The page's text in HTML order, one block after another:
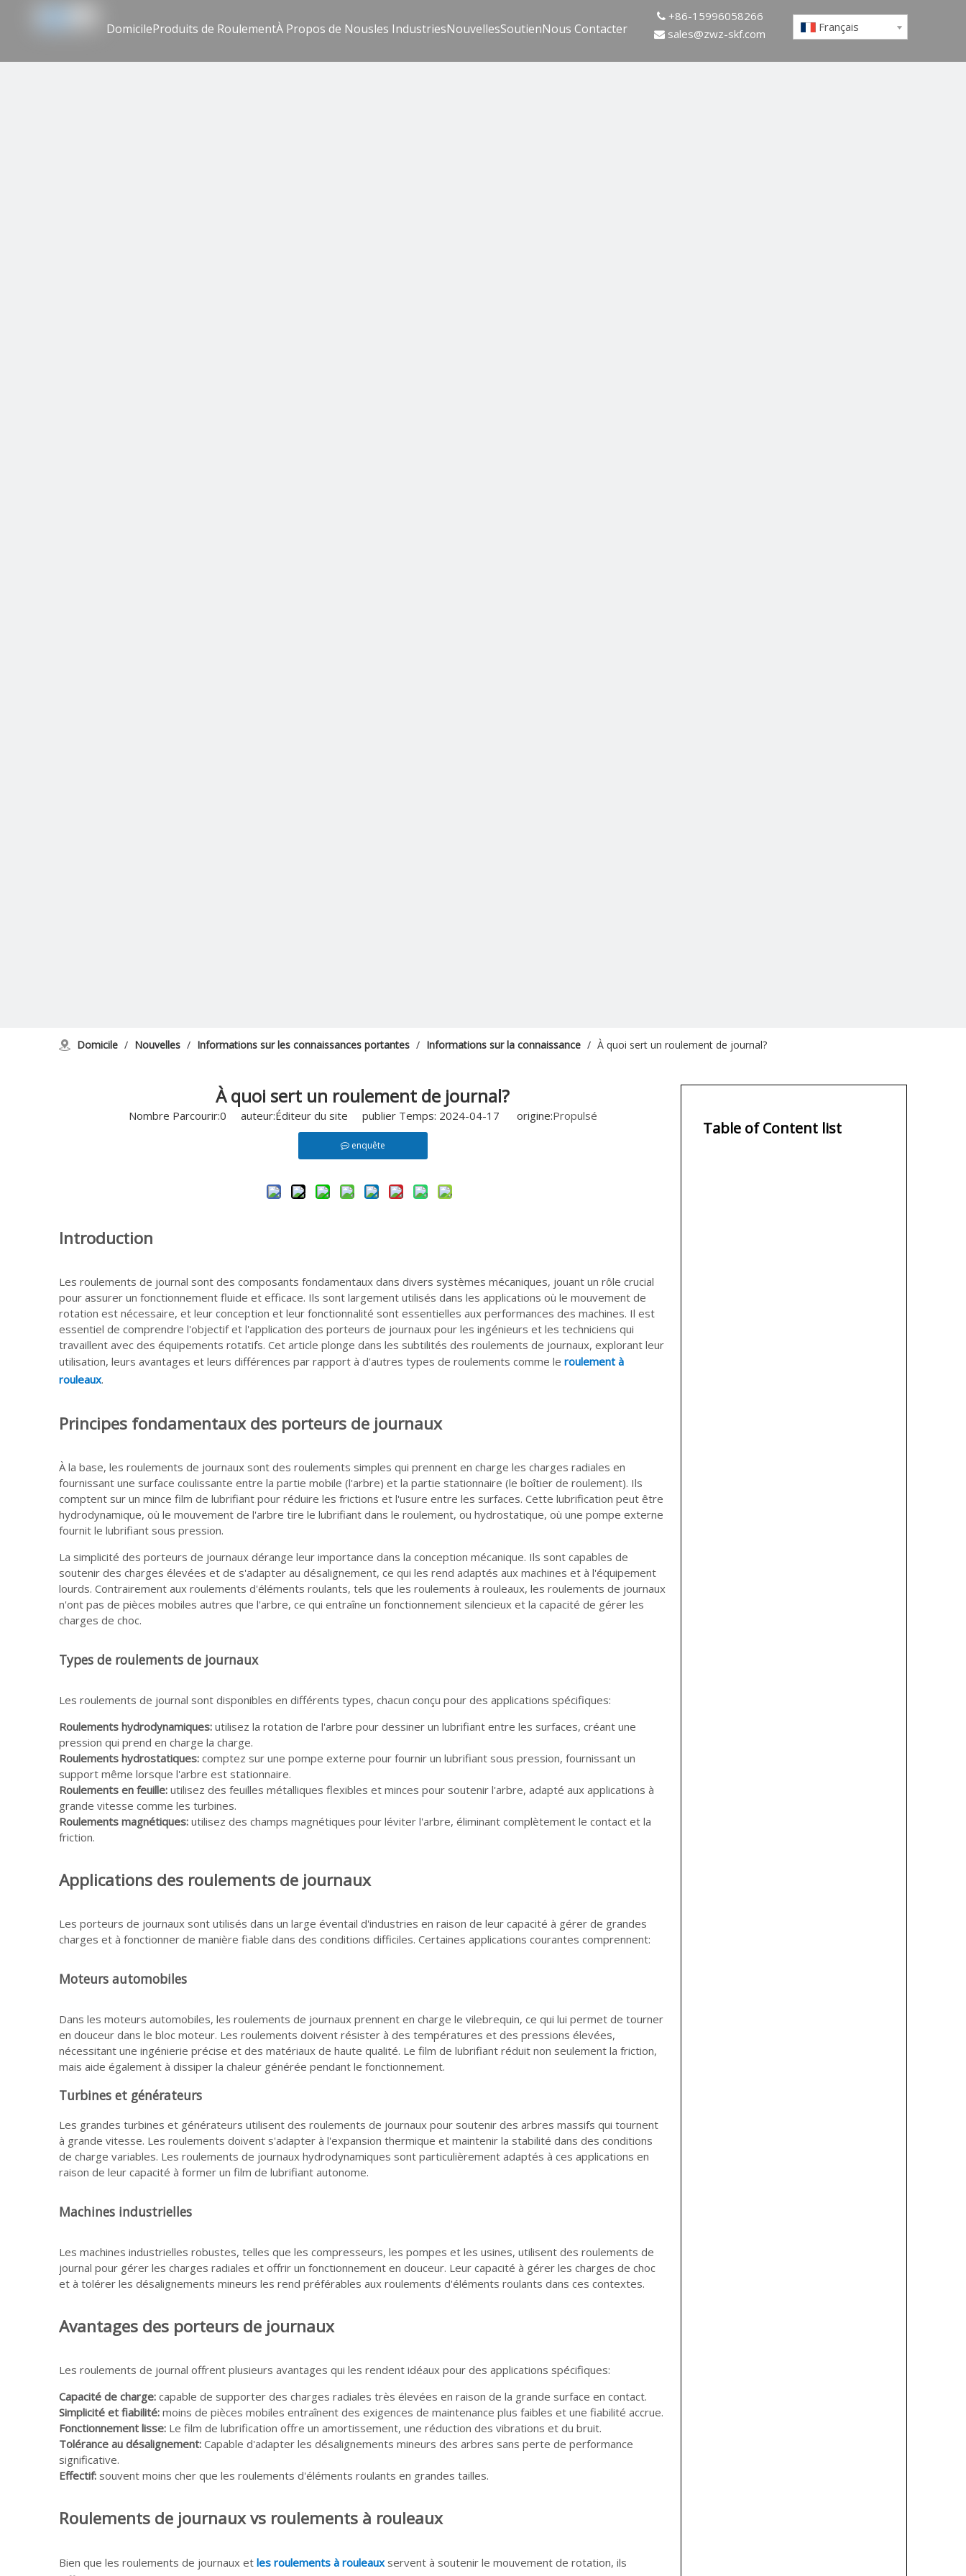
DomicileProduits de RoulementÀ Propos de Nousles IndustriesNouvellesSoutienNous Contacter
+86-15996058266
 sales@zwz-skf.com Français
Domicile / Nouvelles / Informations sur les connaissances portantes / Informations sur la connaissance / À quoi sert un roulement de journal?
À quoi sert un roulement de journal?
Nombre Parcourir:0 auteur:Éditeur du site publier Temps: 2024-04-17 origine:Propulsé
enquête
Introduction
Les roulements de journal sont des composants fondamentaux dans divers systèmes mécaniques, jouant un rôle crucial
pour assurer un fonctionnement fluide et efficace. Ils sont largement utilisés dans les applications où le mouvement de
rotation est nécessaire, et leur conception et leur fonctionnalité sont essentielles aux performances des machines. Il est
essentiel de comprendre l'objectif et l'application des porteurs de journaux pour les ingénieurs et les techniciens qui
travaillent avec des équipements rotatifs. Cet article plonge dans les subtilités des roulements de journaux, explorant leur
utilisation, leurs avantages et leurs différences par rapport à d'autres types de roulements comme le roulement à
rouleaux.
Principes fondamentaux des porteurs de journaux
À la base, les roulements de journaux sont des roulements simples qui prennent en charge les charges radiales en
fournissant une surface coulissante entre la partie mobile (l'arbre) et la partie stationnaire (le boîtier de roulement). Ils
comptent sur un mince film de lubrifiant pour réduire les frictions et l'usure entre les surfaces. Cette lubrification peut être
hydrodynamique, où le mouvement de l'arbre tire le lubrifiant dans le roulement, ou hydrostatique, où une pompe externe
fournit le lubrifiant sous pression.
La simplicité des porteurs de journaux dérange leur importance dans la conception mécanique. Ils sont capables de
soutenir des charges élevées et de s'adapter au désalignement, ce qui les rend adaptés aux machines et à l'équipement
lourds. Contrairement aux roulements d'éléments roulants, tels que les roulements à rouleaux, les roulements de journaux
n'ont pas de pièces mobiles autres que l'arbre, ce qui entraîne un fonctionnement silencieux et la capacité de gérer les
charges de choc.
Types de roulements de journaux
Les roulements de journal sont disponibles en différents types, chacun conçu pour des applications spécifiques:
Roulements hydrodynamiques: utilisez la rotation de l'arbre pour dessiner un lubrifiant entre les surfaces, créant une
pression qui prend en charge la charge.
Roulements hydrostatiques: comptez sur une pompe externe pour fournir un lubrifiant sous pression, fournissant un
support même lorsque l'arbre est stationnaire.
Roulements en feuille: utilisez des feuilles métalliques flexibles et minces pour soutenir l'arbre, adapté aux applications à
grande vitesse comme les turbines.
Roulements magnétiques: utilisez des champs magnétiques pour léviter l'arbre, éliminant complètement le contact et la
friction.
Applications des roulements de journaux
Les porteurs de journaux sont utilisés dans un large éventail d'industries en raison de leur capacité à gérer de grandes
charges et à fonctionner de manière fiable dans des conditions difficiles. Certaines applications courantes comprennent:
Moteurs automobiles
Dans les moteurs automobiles, les roulements de journaux prennent en charge le vilebrequin, ce qui lui permet de tourner
en douceur dans le bloc moteur. Les roulements doivent résister à des températures et des pressions élevées,
nécessitant une ingénierie précise et des matériaux de haute qualité. Le film de lubrifiant réduit non seulement la friction,
mais aide également à dissiper la chaleur générée pendant le fonctionnement.
Turbines et générateurs
Les grandes turbines et générateurs utilisent des roulements de journaux pour soutenir des arbres massifs qui tournent
à grande vitesse. Les roulements doivent s'adapter à l'expansion thermique et maintenir la stabilité dans des conditions
de charge variables. Les roulements de journaux hydrodynamiques sont particulièrement adaptés à ces applications en
raison de leur capacité à former un film de lubrifiant autonome.
Machines industrielles
Les machines industrielles robustes, telles que les compresseurs, les pompes et les usines, utilisent des roulements de
journal pour gérer les charges radiales et offrir un fonctionnement en douceur. Leur capacité à gérer les charges de choc
et à tolérer les désalignements mineurs les rend préférables aux roulements d'éléments roulants dans ces contextes.
Avantages des porteurs de journaux
Les roulements de journal offrent plusieurs avantages qui les rendent idéaux pour des applications spécifiques:
Capacité de charge: capable de supporter des charges radiales très élevées en raison de la grande surface en contact.
Simplicité et fiabilité: moins de pièces mobiles entraînent des exigences de maintenance plus faibles et une fiabilité accrue.
Fonctionnement lisse: Le film de lubrification offre un amortissement, une réduction des vibrations et du bruit.
Tolérance au désalignement: Capable d'adapter les désalignements mineurs des arbres sans perte de performance
significative.
Effectif: souvent moins cher que les roulements d'éléments roulants en grandes tailles.
Roulements de journaux vs roulements à rouleaux
Bien que les roulements de journaux et les roulements à rouleaux servent à soutenir le mouvement de rotation, ils
Table of Content list